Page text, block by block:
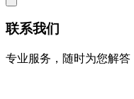
联系我们
专业服务，随时为您解答